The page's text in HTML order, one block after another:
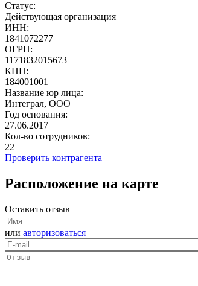
Статус:
Действующая организация
ИНН:
1841072277
ОГРН:
1171832015673
КПП:
184001001
Название юр лица:
Интеграл, ООО
Год основания:
27.06.2017
Кол-во сотрудников:
22
Проверить контрагента
Расположение на карте
Оставить отзыв
или авторизоваться